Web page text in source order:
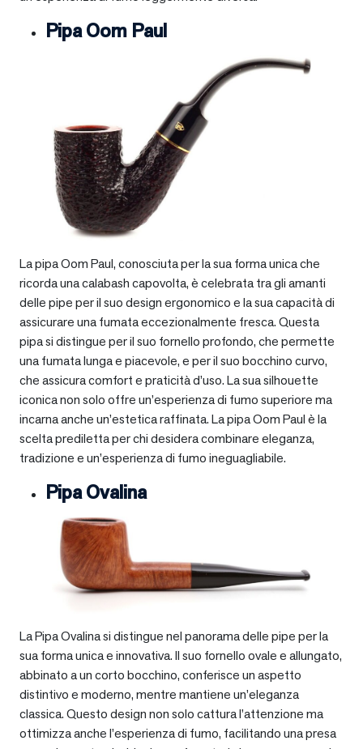
Pipa Oom Paul
La pipa Oom Paul, conosciuta per la sua forma unica che
ricorda una calabash capovolta, è celebrata tra gli amanti
delle pipe per il suo design ergonomico e la sua capacità di
assicurare una fumata eccezionalmente fresca. Questa
pipa si distingue per il suo fornello profondo, che permette
una fumata lunga e piacevole, e per il suo bocchino curvo,
che assicura comfort e praticità d’uso. La sua silhouette
iconica non solo offre un’esperienza di fumo superiore ma
incarna anche un’estetica raffinata. La pipa Oom Paul è la
scelta prediletta per chi desidera combinare eleganza,
tradizione e un’esperienza di fumo ineguagliabile.
Pipa Ovalina
La Pipa Ovalina si distingue nel panorama delle pipe per la
sua forma unica e innovativa. Il suo fornello ovale e allungato,
abbinato a un corto bocchino, conferisce un aspetto
distintivo e moderno, mentre mantiene un’eleganza
classica. Questo design non solo cattura l’attenzione ma
ottimizza anche l’esperienza di fumo, facilitando una presa